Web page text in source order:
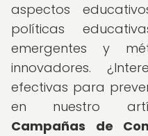
aspectos
políticas
emergentes y
innovadores.
efectivas para
en nuestro
Campañas de